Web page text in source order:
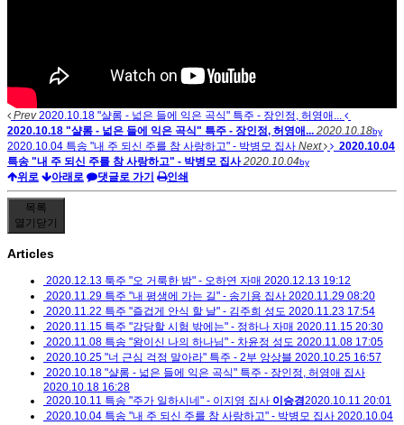
Prev2020.10.18 "샬롬 - 넓은 들에 익은 곡식" 특주 - 장인정, 허영애...
2020.10.18 "샬롬 - 넓은 들에 익은 곡식" 특주 - 장인정, 허영애... 2020.10.18by
2020.10.04 특송 "내 주 되신 주를 참 사랑하고" - 박병모 집사 Next
2020.10.04
특송 "내 주 되신 주를 참 사랑하고" - 박병모 집사 2020.10.04by
위로 아래로 댓글로 가기 인쇄
목록
열기 닫기
Articles
2020.12.13 툭주 "오 거룩한 밤" - 오하연 자매 2020.12.13 19:12
2020.11.29 특주 "내 평생에 가는 길" - 송기용 집사 2020.11.29 08:20
2020.11.22 특주 "즐겁게 안식 할 날" - 김주희 성도 2020.11.23 17:54
2020.11.15 특주 "감당할 시험 밖에는" - 정하나 자매 2020.11.15 20:30
2020.11.08 특송 "왕이신 나의 하나님" - 차윤정 성도 2020.11.08 17:05
2020.10.25 "너 근심 걱정 말아라" 특주 - 2부 앙상블 2020.10.25 16:57
2020.10.18 "샬롬 - 넓은 들에 익은 곡식" 특주 - 장인정, 허영애 집사
2020.10.18 16:28
2020.10.11 특송 "주가 일하시네" - 이지영 집사 이승경2020.10.11 20:01
2020.10.04 특송 "내 주 되신 주를 참 사랑하고" - 박병모 집사 2020.10.04